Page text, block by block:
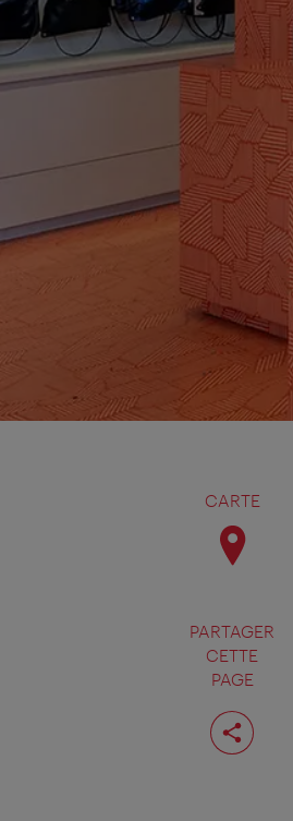
CARTE
PARTAGER
CETTE
PAGE
Partager
cette
page